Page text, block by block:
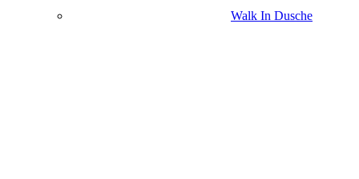
Walk In Dusche